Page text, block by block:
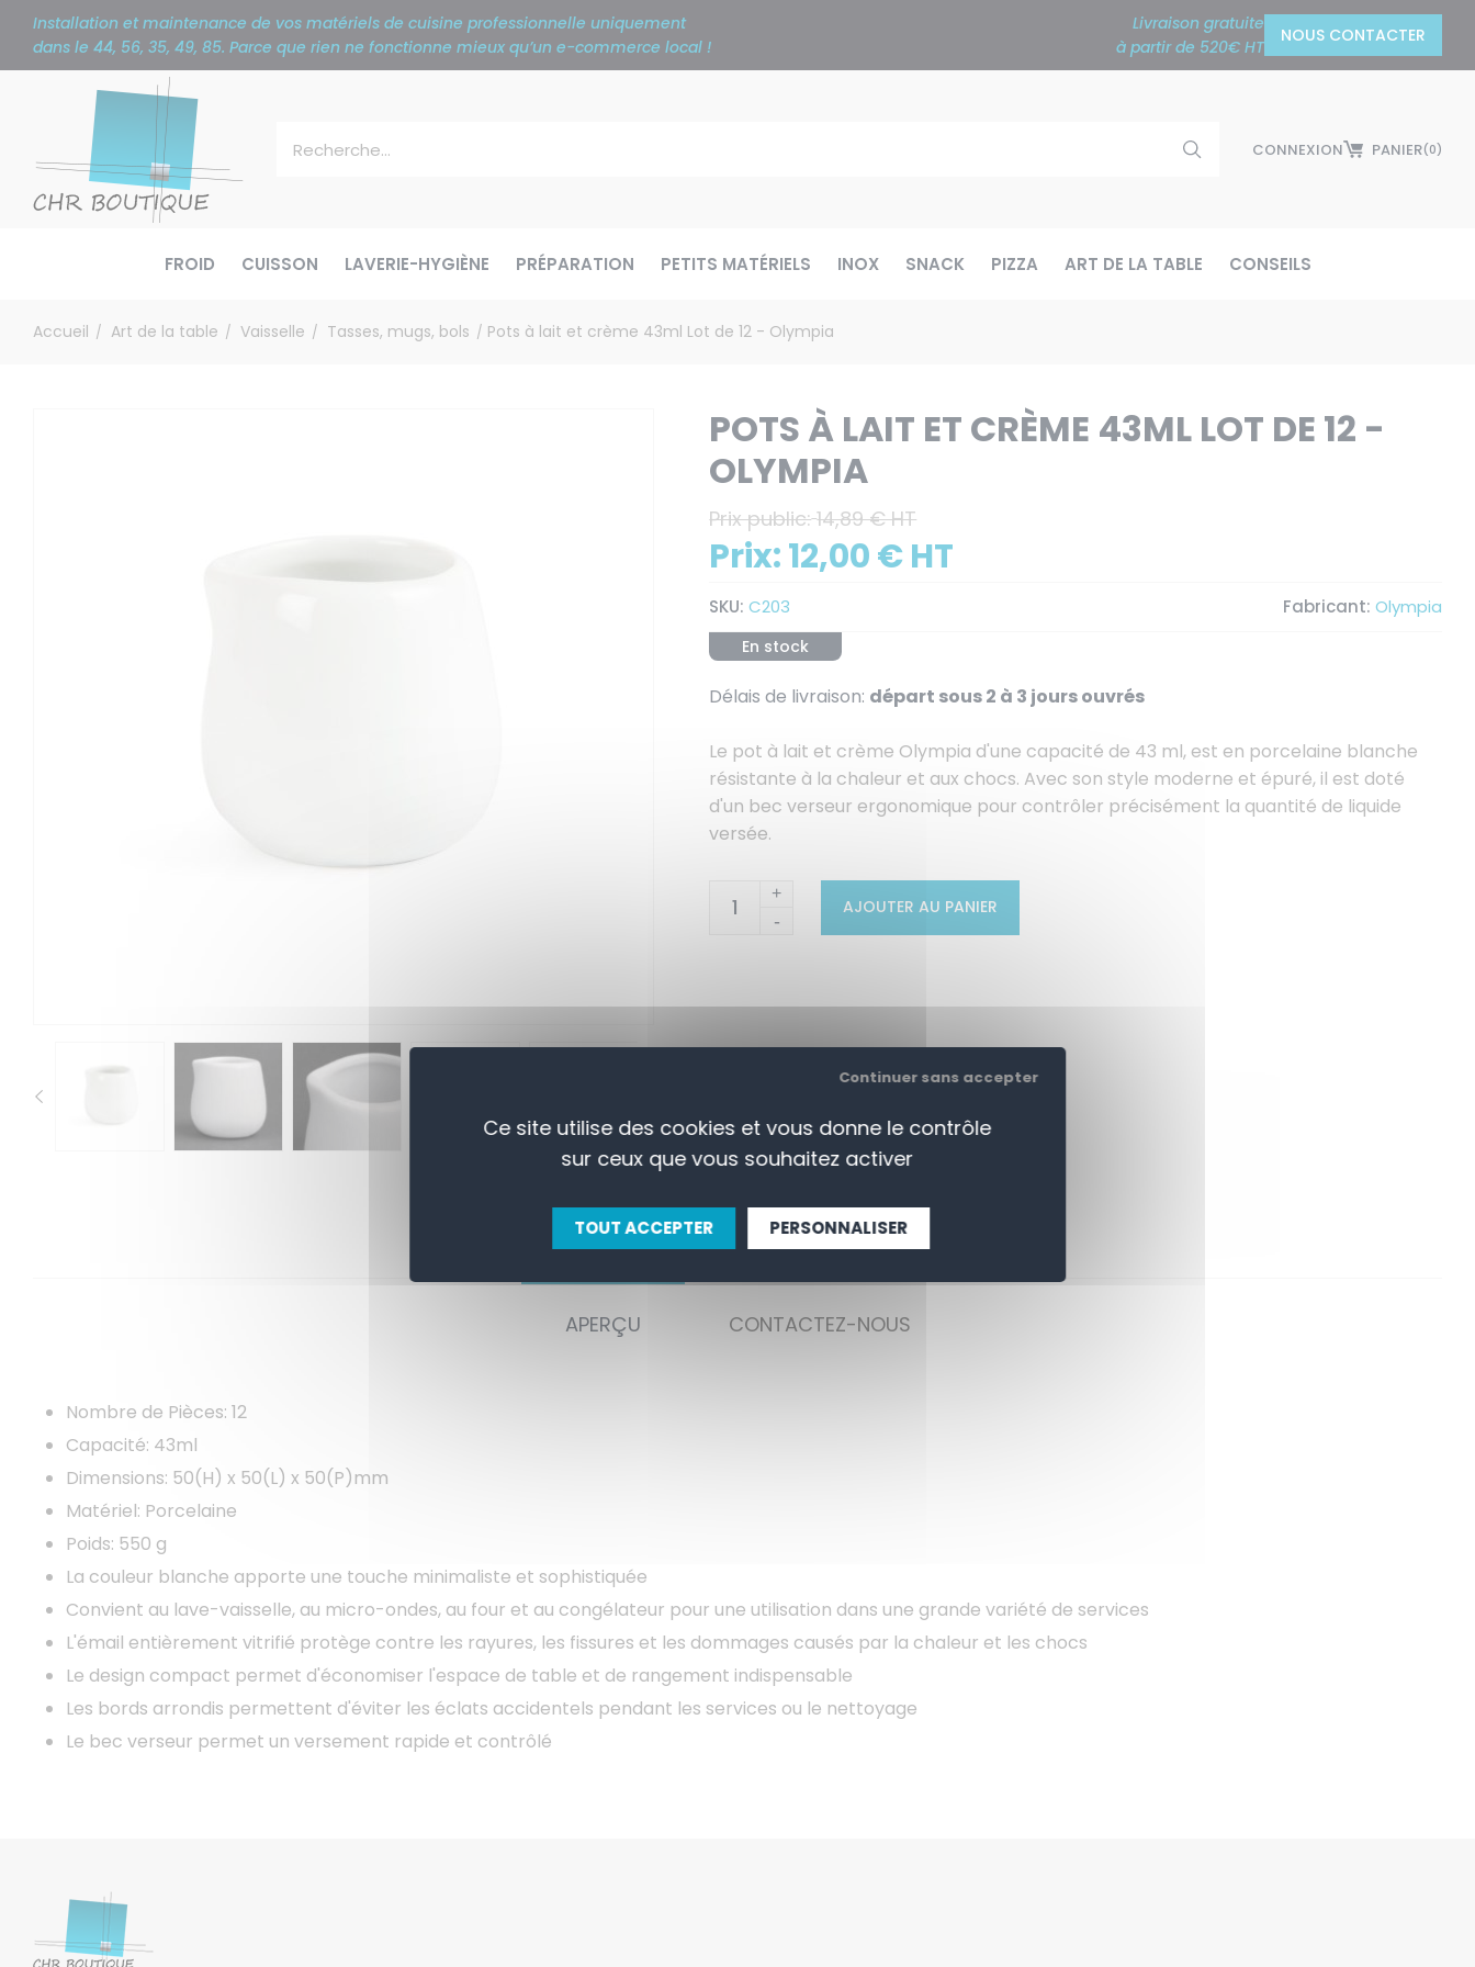
Installation et maintenance de vos matériels de cuisine professionnelle uniquement
dans le 44, 56, 35, 49, 85. Parce que rien ne fonctionne mieux qu’un e-commerce local !
Livraison gratuite
à partir de 520€ HT
NOUS CONTACTER
CONNEXION PANIER(0)
FROID CUISSON LAVERIE-HYGIÈNE PRÉPARATION PETITS MATÉRIELS INOX SNACK PIZZA ART DE LA TABLE CONSEILS
Accueil / Art de la table / Vaisselle / Tasses, mugs, bols / Pots à lait et crème 43ml Lot de 12 - Olympia
POTS À LAIT ET CRÈME 43ML LOT DE 12 -
OLYMPIA
Prix public: 14,89 € HT
Prix:12,00 € HT
SKU: C203 Fabricant: Olympia
En stock
Délais de livraison: départ sous 2 à 3 jours ouvrés
Le pot à lait et crème Olympia d'une capacité de 43 ml, est en porcelaine blanche
résistante à la chaleur et aux chocs. Avec son style moderne et épuré, il est doté
d'un bec verseur ergonomique pour contrôler précisément la quantité de liquide
versée.
+
-
AJOUTER AU PANIER
APERÇU CONTACTEZ-NOUS
Nombre de Pièces: 12
Capacité: 43ml
Dimensions: 50(H) x 50(L) x 50(P)mm
Matériel: Porcelaine
Poids: 550 g
La couleur blanche apporte une touche minimaliste et sophistiquée
Convient au lave-vaisselle, au micro-ondes, au four et au congélateur pour une utilisation dans une grande variété de services
L'émail entièrement vitrifié protège contre les rayures, les fissures et les dommages causés par la chaleur et les chocs
Le design compact permet d'économiser l'espace de table et de rangement indispensable
Les bords arrondis permettent d'éviter les éclats accidentels pendant les services ou le nettoyage
Le bec verseur permet un versement rapide et contrôlé
Panneau de gestion des cookies
Ce site utilise des cookies et vous donne le contrôle
sur ceux que vous souhaitez activer
TOUT ACCEPTER
Continuer sans accepter
PERSONNALISER